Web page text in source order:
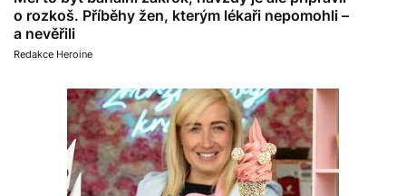
o rozkoš. Příběhy žen, kterým lékaři nepomohli –
a nevěřili
Redakce Heroine